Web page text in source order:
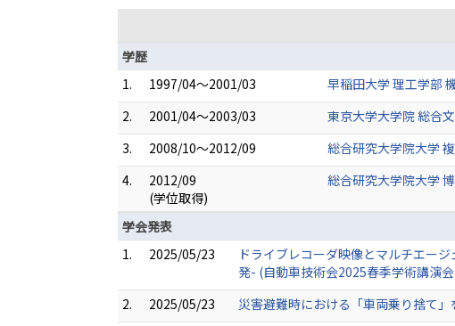
学歴
1.
1997/04～2001/03
早稲田大学 理工学部
2.
2001/04～2003/03
東京大学大学院 総合
3.
2008/10～2012/09
総合研究大学院大学
4.
2012/09
(学位取得)
総合研究大学院大学 博
学会発表
1.
2025/05/23
ドライブレコーダ映像とマルチエー
発- (自動車技術会2025春季学術講演
2.
2025/05/23
災害避難時における「車両乗り捨て